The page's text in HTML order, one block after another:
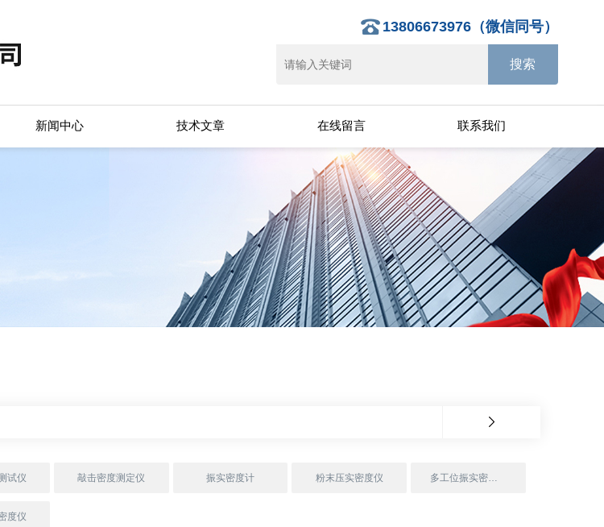
13806673976（微信同号）
新闻中心 技术文章 在线留言 联系我们
试仪 敲击密度测定仪 振实密度计 粉末压实密度仪 多工位振实密度仪
度仪